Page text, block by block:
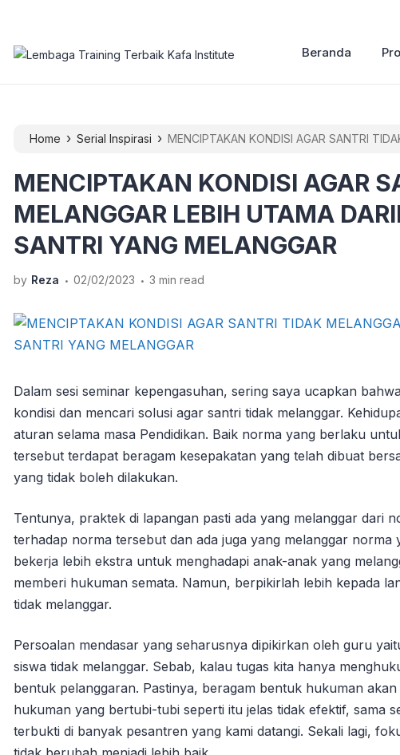
Beranda
Home › Serial Inspirasi › MENCIPTAKAN KONDISI AGAR SANTRI
MENCIPTAKAN KONDISI AGAR
MELANGGAR LEBIH UTAMA
SANTRI YANG MELANGGAR
by Reza . 02/02/2023 . 3 min read
Dalam sesi seminar kepengasuhan, sering saya ucapkan
kondisi dan mencari solusi agar santri tidak melanggar.
aturan selama masa Pendidikan. Baik norma yang berlaku
tersebut terdapat beragam kesepakatan yang telah dibuat
yang tidak boleh dilakukan.
Tentunya, praktek di lapangan pasti ada yang melanggar dari
terhadap norma tersebut dan ada juga yang melanggar
bekerja lebih ekstra untuk menghadapi anak-anak yang
memberi hukuman semata. Namun, berpikirlah lebih kepada
tidak melanggar.
Persoalan mendasar yang seharusnya dipikirkan oleh guru
siswa tidak melanggar. Sebab, kalau tugas kita hanya
bentuk pelanggaran. Pastinya, beragam bentuk hukuman
hukuman yang bertubi-tubi seperti itu jelas tidak efektif, sama
terbukti di banyak pesantren yang kami datangi. Sekali lagi,